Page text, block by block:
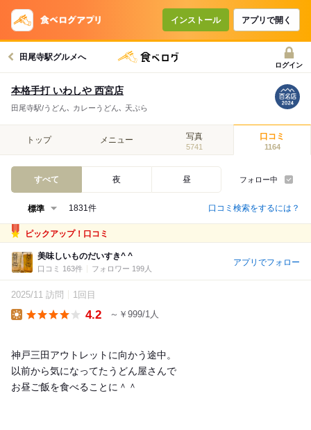
インストール アプリで開く
田尾寺駅グルメへ
ログイン
本格手打 いわしや 西宮店
田尾寺駅/うどん､ カレーうどん､ 天ぷら
トップ メニュー 写真
5741
口コミ
1164
すべて 夜 昼 フォロー中
1831件 口コミ検索をするには？
ピックアップ！口コミ
美味しいものだいすき^ ^
口コミ 163件 フォロワー 199人
アプリでフォロー
2025/11 訪問 1回目
4.2 ～￥999/1人
神戸三田アウトレットに向かう途中。
以前から気になってたうどん屋さんで
お昼ご飯を食べることに＾＾